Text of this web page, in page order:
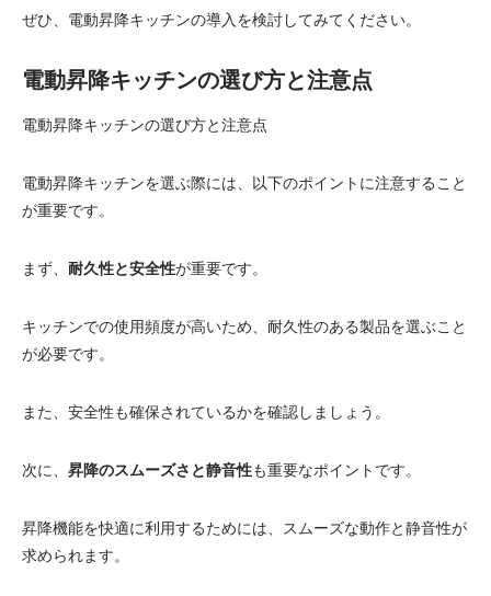
ぜひ、電動昇降キッチンの導入を検討してみてください。
電動昇降キッチンの選び方と注意点
電動昇降キッチンの選び方と注意点
電動昇降キッチンを選ぶ際には、以下のポイントに注意すること
が重要です。
まず、 耐久性と安全性が重要です。
キッチンでの使用頻度が高いため、耐久性のある製品を選ぶこと
が必要です。
また、安全性も確保されているかを確認しましょう。
次に、 昇降のスムーズさと静音性も重要なポイントです。
昇降機能を快適に利用するためには、スムーズな動作と静音性が
求められます。